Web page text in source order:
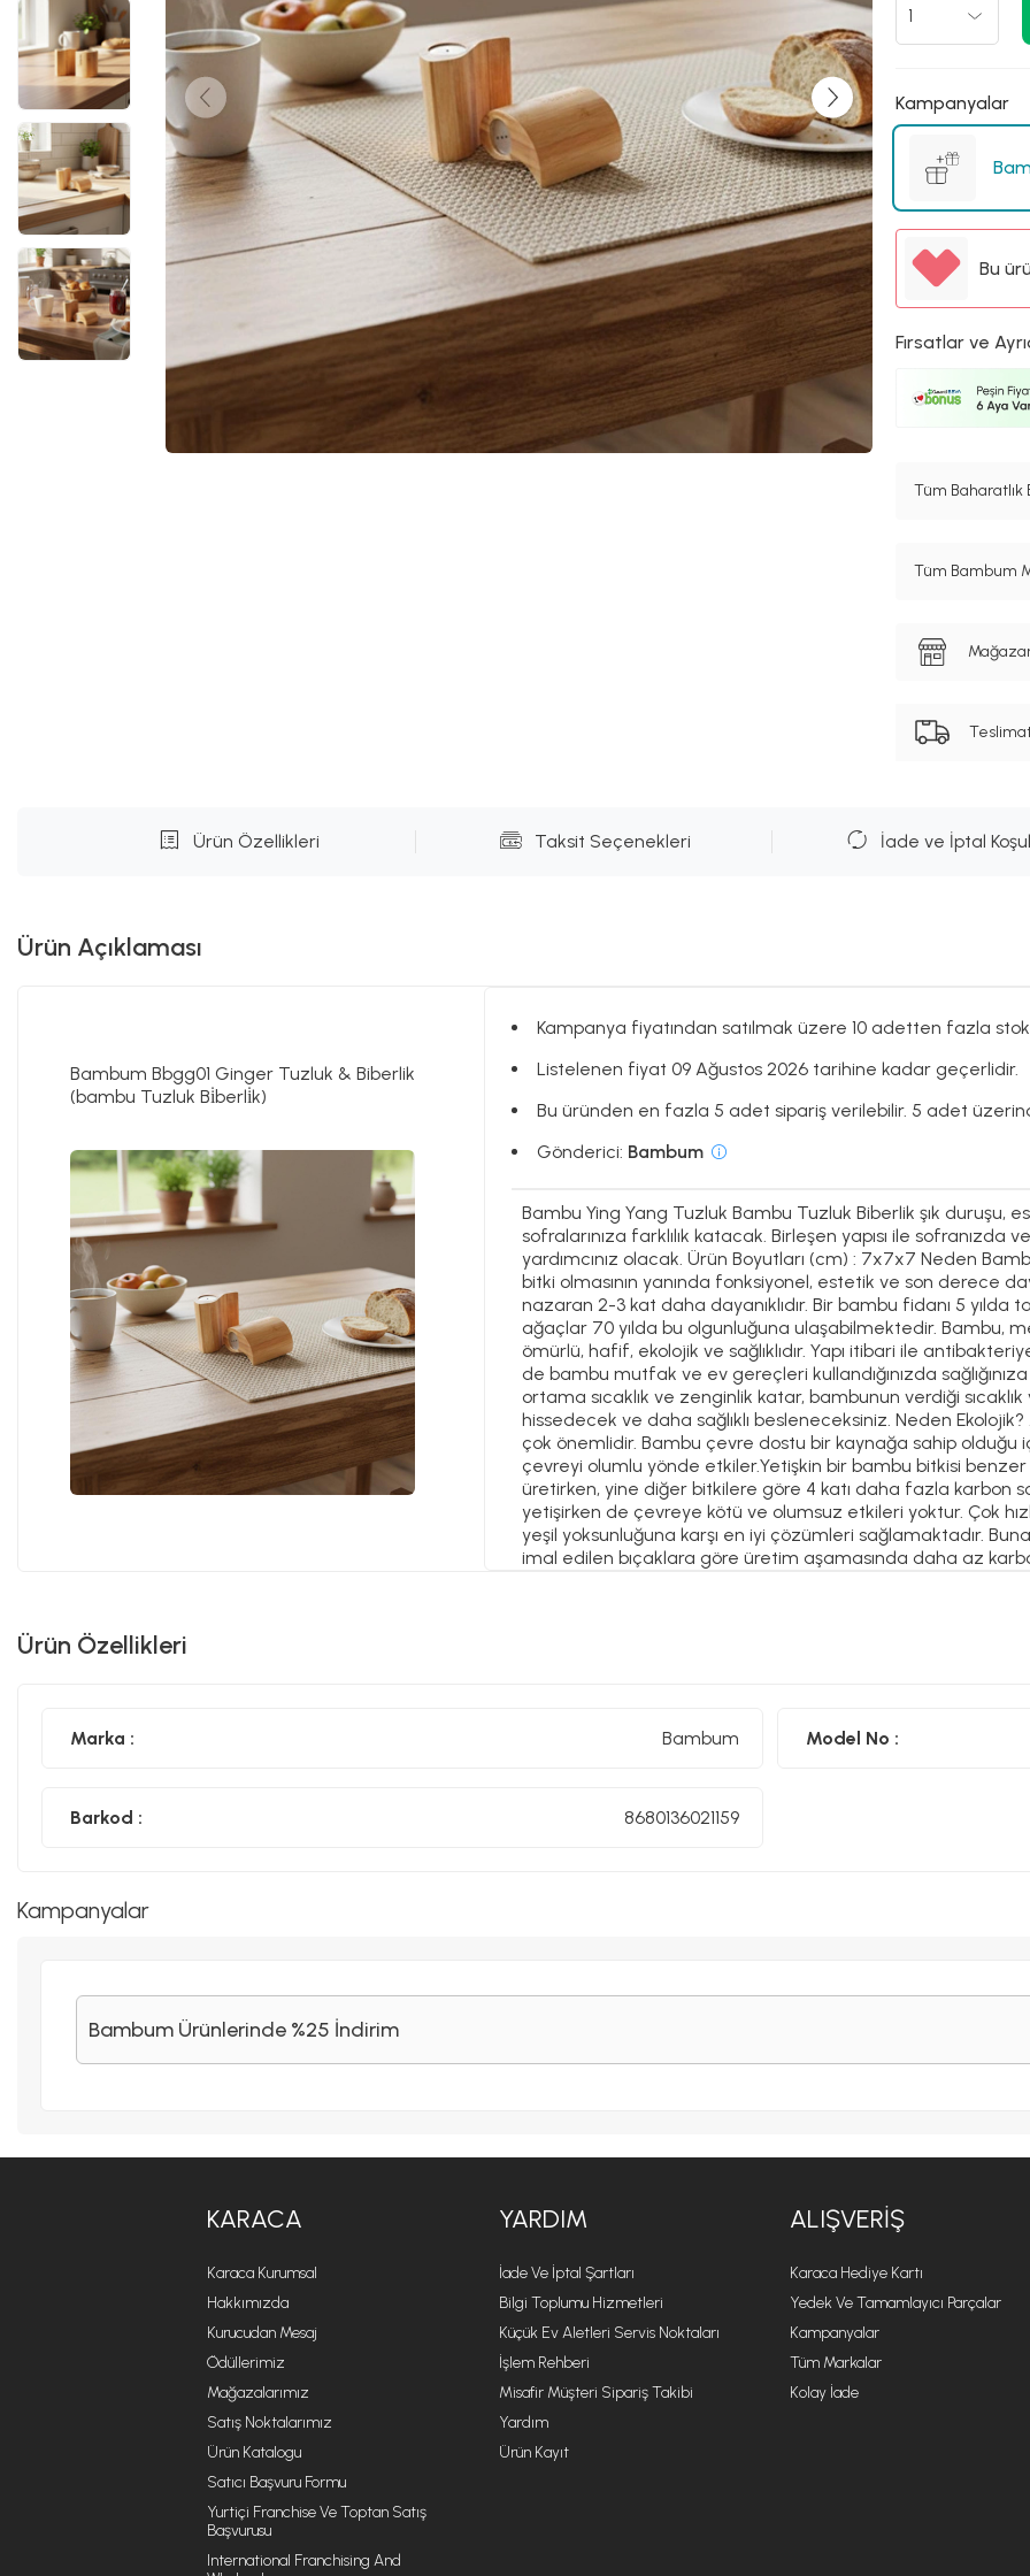
Kampanyalar
Bu
Fırsatlar ve
Tüm Baharatlık
Tüm Bambum
Ürün Özellikleri Taksit Seçenekleri İade ve İptal
Ürün Açıklaması
Bambum Bbgg01 Ginger Tuzluk & Biberlik
(bambu Tuzluk Bi̇berli̇k)
Kampanya fiyatından satılmak üzere 10 adetten fazla
Listelenen fiyat 09 Ağustos 2026 tarihine kadar geçerlidir.
Bu üründen en fazla 5 adet sipariş verilebilir. 5 adet
Gönderici: Bambum
Bambu Ying Yang Tuzluk Bambu Tuzluk Biberlik şık duruşu,
sofralarınıza farklılık katacak. Birleşen yapısı ile
yardımcınız olacak. Ürün Boyutları (cm) : 7x7x7 Neden
bitki olmasının yanında fonksiyonel, estetik ve son derece
nazaran 2-3 kat daha dayanıklıdır. Bir bambu fidanı 5
ağaçlar 70 yılda bu olgunluğuna ulaşabilmektedir. Bambu,
ömürlü, hafif, ekolojik ve sağlıklıdır. Yapı itibari ile
de bambu mutfak ve ev gereçleri kullandığınızda
ortama sıcaklık ve zenginlik katar, bambunun verdiği
hissedecek ve daha sağlıklı besleneceksiniz. Neden
çok önemlidir. Bambu çevre dostu bir kaynağa sahip olduğu
çevreyi olumlu yönde etkiler.Yetişkin bir bambu bitkisi
üretirken, yine diğer bitkilere göre 4 katı daha fazla karbon
yetişirken de çevreye kötü ve olumsuz etkileri yoktur. Çok
yeşil yoksunluğuna karşı en iyi çözümleri sağlamaktadır.
imal edilen bıçaklara göre üretim aşamasında daha az
Ürün Özellikleri
Marka : Bambum Model No :
Barkod : 8680136021159
Kampanyalar
Bambum Ürünlerinde %25 İndirim
KARACA
Karaca Kurumsal
Hakkımızda
Kurucudan Mesaj
Ödüllerimiz
Mağazalarımız
Satış Noktalarımız
Ürün Katalogu
Satıcı Başvuru Formu
Yurtiçi Franchise Ve Toptan Satış
Başvurusu
International Franchising And
YARDIM
İade Ve İptal Şartları
Bilgi Toplumu Hizmetleri
Küçük Ev Aletleri Servis Noktaları
İşlem Rehberi
Misafir Müşteri Sipariş Takibi
Yardım
Ürün Kayıt
ALIŞVERIŞ
Karaca Hediye Kartı
Yedek Ve Tamamlayıcı Parçalar
Kampanyalar
Tüm Markalar
Kolay İade